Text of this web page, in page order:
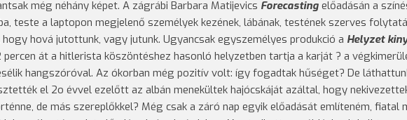
még néhány képet. A zágrábi Barbara Matijevics Forecasting előadásán a
teste a laptopon megjelenő személyek kezének, lábának, testének szerves
hová jutottunk, vagy jutunk. Ugyancsak egyszemélyes produkció a Helyzet
percen át a hitlerista köszöntéshez hasonló helyzetben tartja a karját ? a
hangszóróval. Az ókorban még pozitív volt: így fogadtak hűséget? De
el 2o évvel ezelőtt az albán menekültek hajócskáját azáltal, hogy
de más szereplőkkel? Még csak a záró nap egyik előadását említeném, fiatal